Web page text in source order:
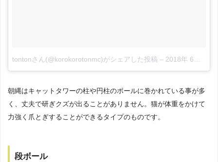
tontonさん(@korokorotonmc)がシェアした投稿 – 2018年 6月月5日午前12時35分PDT
朝縄はキャットタワーの柱や円柱のポールに巻かれている事が多
く、丈夫で研ぎクズが出ることがありません。猫が体重をかけて
力強く爪とぎすることができるタイプのものです。
段ボール